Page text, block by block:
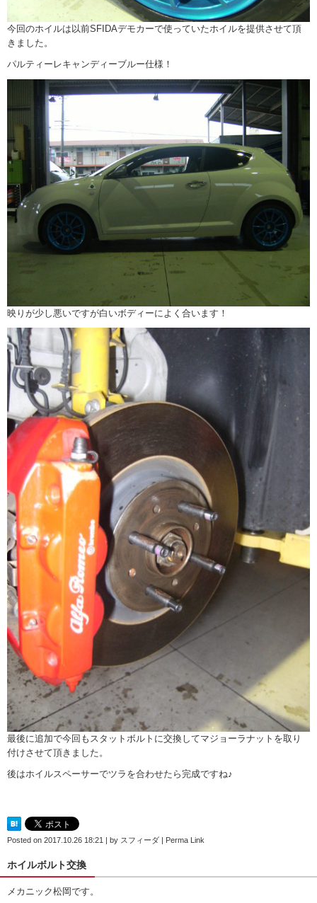
今回のホイルは以前SFIDAデモカーで使っていたホイルを提供させて頂
きました。
パルティーレキャンディーブルー仕様！
映りが少し悪いですが白いボディーによく合います！
最後に追加で今回もスタットボルトに交換してマジョーラナットを取り
付けさせて頂きました。
後はホイルスペーサーでツラを合わせたら完成ですね♪
Posted on 2017.10.26 18:21 | by スフィーダ | Perma Link
ホイルボルト交換
メカニック松岡です。